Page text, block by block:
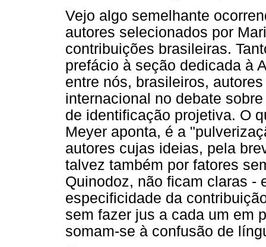
Vejo algo semelhante
autores selecionados por
contribuições brasileiras.
prefácio à seção dedicada à
entre nós, brasileiros,
internacional no debate
de identificação projetiva. O
Meyer aponta, é a
autores cujas ideias, pela
talvez também por fatores
Quinodoz, não ficam claras -
especificidade da
sem fazer jus a cada um em
somam-se à confusão de